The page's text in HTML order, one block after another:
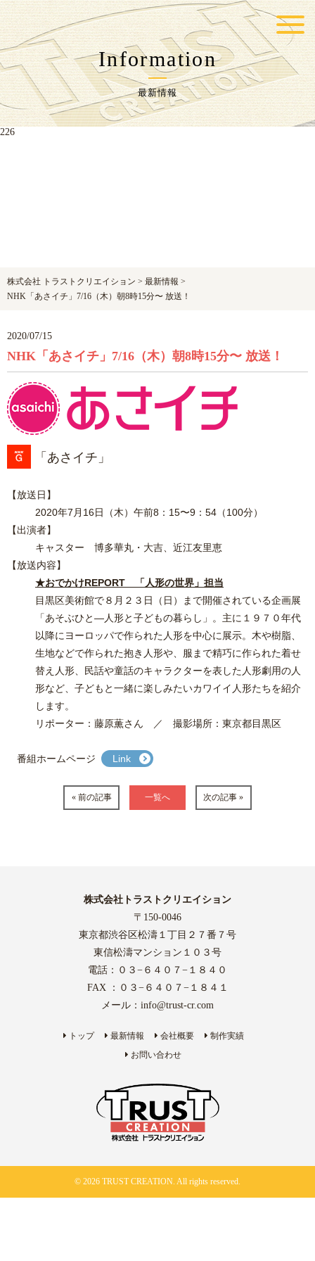
Warning : Undefined variable $postID in /home/trustcr/trust-
cr.com/public_html/wp-content/themes/jpcrest-themes/functions.phpon line
217
Warning : Undefined variable $postID in/home/trustcr/trust-
cr.com/public_html/wp-content/themes/jpcrest-themes/functions.php
on line
226
Information
最新情報
株式会社 トラストクリエイション > 最新情報 >
NHK「あさイチ」7/16（木）朝8時15分〜 放送！
2020/07/15
NHK「あさイチ」7/16（木）朝8時15分〜 放送！
「あさイチ」
【放送日】
2020年7月16日（木）午前8：15〜9：54（100分）
【出演者】
キャスター 博多華丸・大吉、近江友里恵
【放送内容】
★おでかけREPORT 「人形の世界 」担当
目黒区美術館で８月２３日（日）まで開催されている企画展
「あそぶひと―人形と子どもの暮らし」。 主に１９７０年代
以降にヨーロッパで作られた人形を中心に展示。木や樹脂、
生地などで作られた抱き人形や、服まで精巧に作られた着せ
替え人形、民話や童話のキャラクターを表した人形劇用の人
形など、子どもと一緒に楽しみたいカワイイ人形たちを紹介
します。
リポーター：藤原薫さん ／ 撮影場所：東京都目黒区
番組ホームページ Link
« 前の記事 一覧へ 次の記事 »
株式会社トラストクリエイション
〒150-0046
東京都渋谷区松濤１丁目２７番７号
東信松濤マンション１０３号
電話：０３−６４０７−１８４０
FAX ：０３−６４０７−１８４１
メール： info@trust-cr.com
トップ 最新情報 会社概要
制作実績
お問い合わせ
© 2026 TRUST CREATION. All rights reserved.